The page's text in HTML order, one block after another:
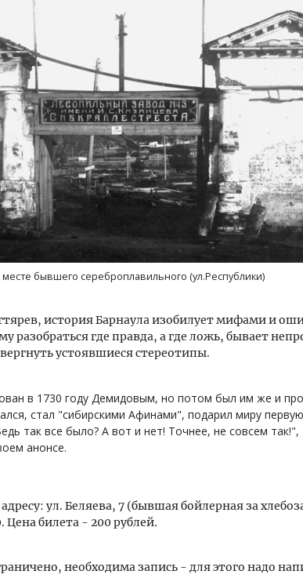
бывшего сереброплавильного (ул.Республики)
история Барнаула изобилует мифами и
разобраться где правда, а где ложь, бывает
устоявшиеся стереотипы.
в 1730 году Демидовым, но потом был им же и
стал "сибирскими Афинами", подарил миру
так все было? А вот и нет! Точнее, не совсем
анонсе.
ул. Беляева, 7 (бывшая бойлерная за
билета - 200 рублей.
необходима запись - для этого надо